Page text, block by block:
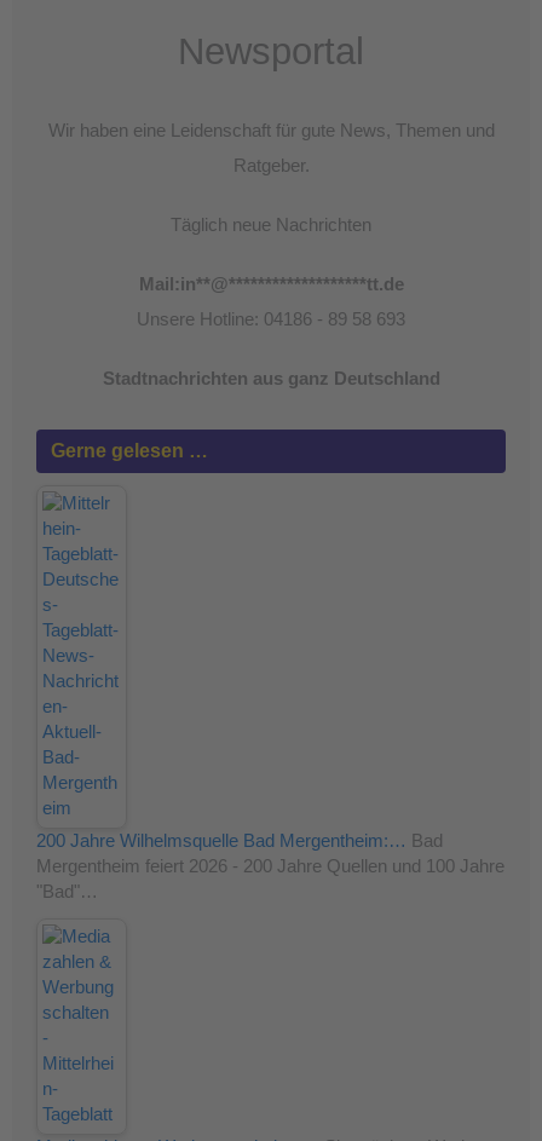
Newsportal
Wir haben eine Leidenschaft für gute News, Themen und
Ratgeber.
Täglich neue Nachrichten
Mail:in**@*******************tt.de
Unsere Hotline: 04186 - 89 58 693
Stadtnachrichten aus ganz Deutschland
Gerne gelesen …
200 Jahre Wilhelmsquelle Bad Mergentheim:… Bad
Mergentheim feiert 2026 - 200 Jahre Quellen und 100 Jahre
"Bad"…